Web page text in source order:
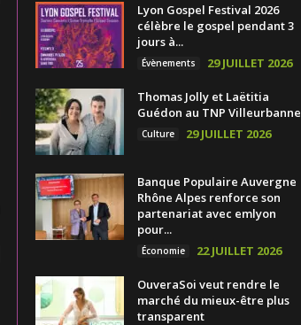
Lyon Gospel Festival 2026
célèbre le gospel pendant 3
jours à...
Évènements 29 JUILLET 2026
Thomas Jolly et Laëtitia
Guédon au TNP Villeurbanne
Culture 29 JUILLET 2026
Banque Populaire Auvergne
Rhône Alpes renforce son
partenariat avec emlyon
pour...
Économie 22 JUILLET 2026
OuveraSoi veut rendre le
marché du mieux-être plus
transparent